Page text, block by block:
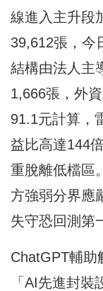
線進入主升段
39,612張，今
結構由法人主
1,666張，外
91.1元計算，
益比高達144
重脫離低檔區
方強弱分界應
失守恐回測第
ChatGPT輔助
「AI先進封